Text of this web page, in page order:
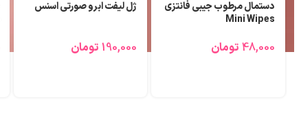
تیغ ابرو و بینی مالیا 3 عددی
70,000 تومان
عطر (ادوپرفیوم) مردانه بلو
690,000 تومان